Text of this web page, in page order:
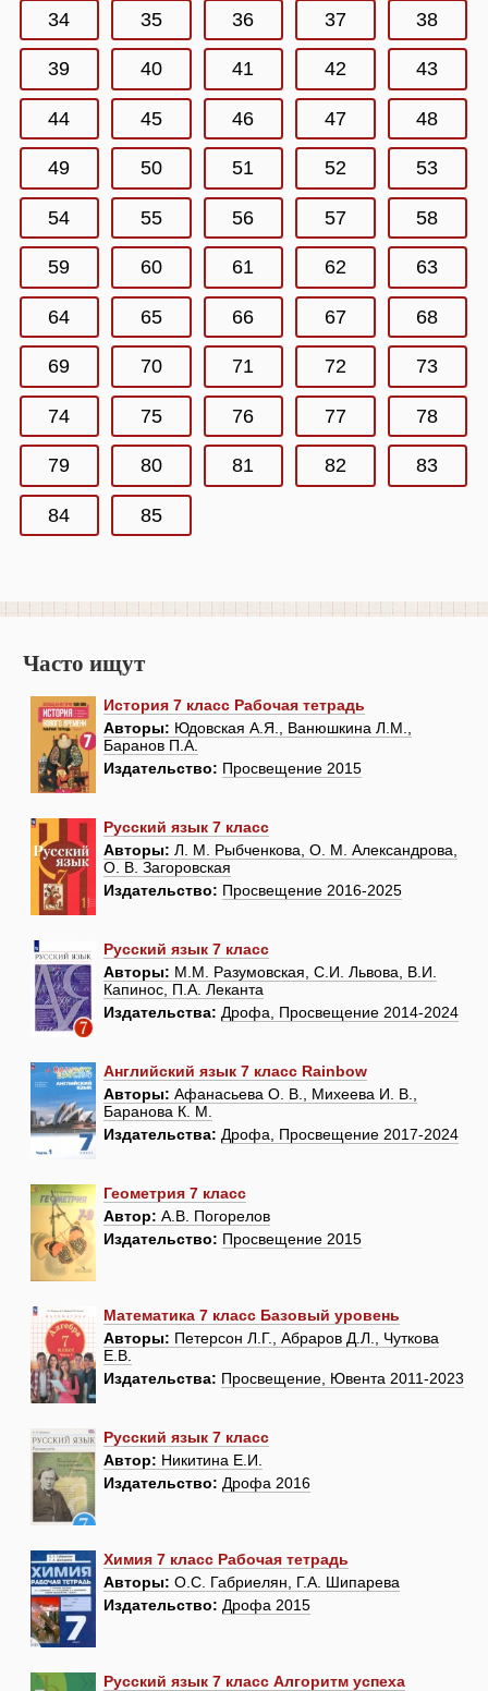
34 35 36 37 38
39 40 41 42 43
44 45 46 47 48
49 50 51 52 53
54 55 56 57 58
59 60 61 62 63
64 65 66 67 68
69 70 71 72 73
74 75 76 77 78
79 80 81 82 83
84 85
Часто ищут
История 7 класс Рабочая тетрадь
Авторы: Юдовская А.Я., Ванюшкина Л.М.,
Баранов П.А.
Издательство: Просвещение 2015
Русский язык 7 класс
Авторы: Л. М. Рыбченкова, О. М. Александрова,
О. В. Загоровская
Издательство: Просвещение 2016-2025
Русский язык 7 класс
Авторы: М.М. Разумовская, С.И. Львова, В.И.
Капинос, П.А. Леканта
Издательства: Дрофа, Просвещение 2014-2024
Английский язык 7 класс Rainbow
Авторы: Афанасьева О. В., Михеева И. В.,
Баранова К. М.
Издательства: Дрофа, Просвещение 2017-2024
Геометрия 7 класс
Автор: А.В. Погорелов
Издательство: Просвещение 2015
Математика 7 класс Базовый уровень
Авторы: Петерсон Л.Г., Абраров Д.Л., Чуткова
Е.В.
Издательства: Просвещение, Ювента 2011-2023
Русский язык 7 класс
Автор: Никитина Е.И.
Издательство: Дрофа 2016
Химия 7 класс Рабочая тетрадь
Авторы: О.С. Габриелян, Г.А. Шипарева
Издательство: Дрофа 2015
Русский язык 7 класс Алгоритм успеха